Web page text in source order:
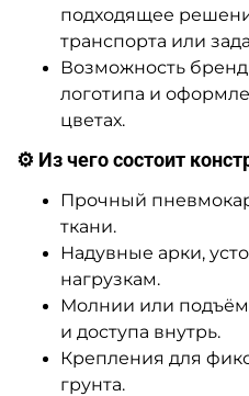
подходящее
транспорта или
Возможность
логотипа и
цветах.
⚙️ Из чего состоит
Прочный
ткани.
Надувные арки,
нагрузкам.
Молнии или
и доступа внутрь.
Крепления для
грунта.